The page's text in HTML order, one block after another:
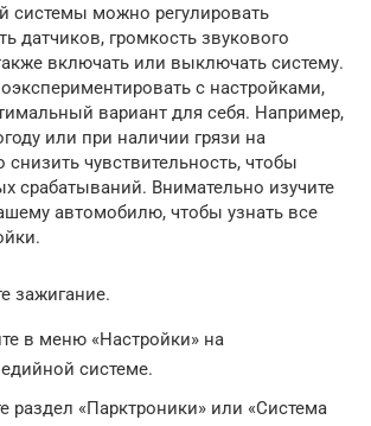
системы можно регулировать
датчиков, громкость звукового
включать или выключать систему.
с настройками,
вариант для себя. Например,
или при наличии грязи на
чувствительность, чтобы
срабатываний. Внимательно изучите
автомобилю, чтобы узнать все
зажигание.
в меню «Настройки» на
системе.
раздел «Парктроники» или «Система